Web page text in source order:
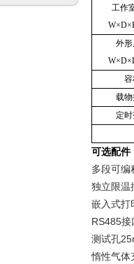
工作
外
容
载
定时
可选配件
多段可
独立
嵌入
RS485
测试孔
惰性气体